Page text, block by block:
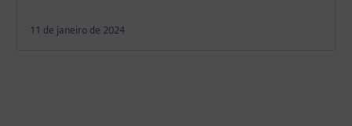
11 de janeiro de 2024